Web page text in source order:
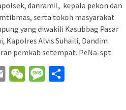
danramil, kepala pekon dan
serta tokoh masyarakat
yang diwakili Kasubbag Pasar
Kapolres Alvis Suhaili, Dandim
pemkab setempat. PeNa-spt.
EmailWeChatMessage